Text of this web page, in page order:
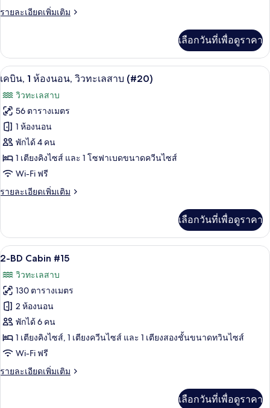
ห้อง
นอน,
วิว
ทะเลสาบ
รายละเอียดเพิ่มเติม
ราย
เกี่ยว
กับ
ดี
ซ์
คอน
โด,
2
ห้อง
นอน,
วิว
ทะเลสาบ
เลือกวันที่เพื่อดูราคา
เปิด
ภาพถ่าย
ทั้งหมด
ของ
เคบิน,
1
ห้อง
นอน,
ทะเลสาบ
(#20)
เคบิน, 1 ห้องนอน, วิวทะเลสาบ (#20) |
6
เคบิน, 1 ห้องนอน, วิวทะเลสาบ (#20)
วิวทะเลสาบ
56 ตารางเมตร
1 ห้องนอน
พักได้ 4 คน
1 เตียงคิงไซส์ และ 1 โซฟาเบดขนาดควีนไซส์
Wi-Fi ฟรี
รายละเอียดเพิ่มเติม
ราย
เกี่ยว
กับ
เคบิน,
ห้อง
นอน,
วิว
ทะเลสาบ
(#20)
เลือกวันที่เพื่อดูราคา
เปิด
ภาพถ่าย
ทั้งหมด
ของ
2-
BD
Cabin
2-BD Cabin #15 | ผ้าม่านกันแสง, เตา
7
2-BD Cabin #15
วิวทะเลสาบ
130 ตารางเมตร
2 ห้องนอน
พักได้ 6 คน
1 เตียงคิงไซส์, 1 เตียงควีนไซส์ และ 1 เตียงสองชั้นขนาดทวินไซส์
Wi-Fi ฟรี
รายละเอียดเพิ่มเติม
ราย
เลือกวันที่เพื่อดูราคา